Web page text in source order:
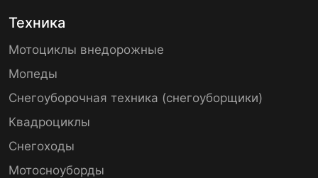
Техника
Мотоциклы внедорожные
Мопеды
Снегоуборочная техника (снегоуборщики)
Квадроциклы
Снегоходы
Мотосноуборды